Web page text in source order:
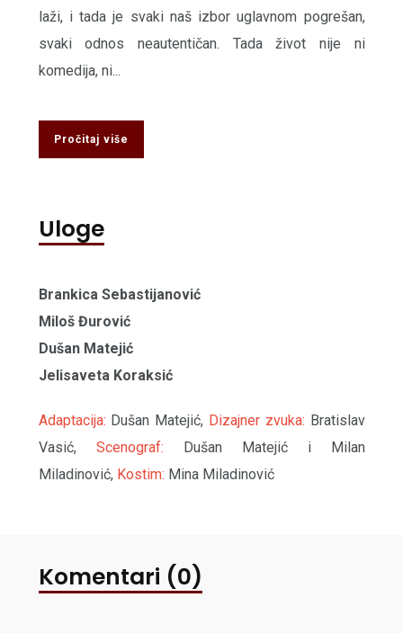
laži, i tada je svaki naš izbor uglavnom pogrešan,
svaki odnos neautentičan. Tada život nije ni
komedija, ni...
Pročitaj više
Uloge
Brankica Sebastijanović
Miloš Đurović
Dušan Matejić
Jelisaveta Koraksić
Adaptacija: Dušan Matejić, Dizajner zvuka: Bratislav
Vasić, Scenograf: Dušan Matejić i Milan
Miladinović, Kostim: Mina Miladinović
Komentari (0)